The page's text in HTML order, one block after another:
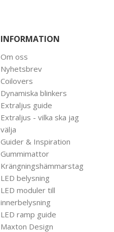
INFORMATION
Om oss
Nyhetsbrev
Coilovers
Dynamiska blinkers
Extraljus guide
Extraljus - vilka ska jag
välja
Guider & Inspiration
Gummimattor
Krängningshämmarstag
LED belysning
LED moduler till
innerbelysning
LED ramp guide
Maxton Design